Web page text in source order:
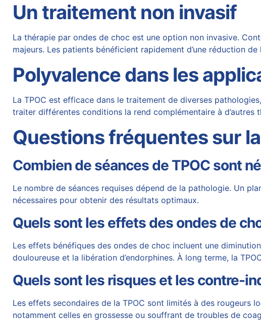
Un traitement non invasif
La thérapie par ondes de choc est une option non invasive.
majeurs. Les patients bénéficient rapidement d’une réduction
Polyvalence dans les
La TPOC est efficace dans le traitement de diverses
traiter différentes conditions la rend complémentaire à d’autres
Questions fréquentes sur
Combien de séances de TPOC sont
Le nombre de séances requises dépend de la pathologie. Un
nécessaires pour obtenir des résultats optimaux.
Quels sont les effets des ondes de
Les effets bénéfiques des ondes de choc incluent une
douloureuse et la libération d’endorphines. À long terme, la
Quels sont les risques et les contre-
Les effets secondaires de la TPOC sont limités à des rougeurs
notamment celles en grossesse ou souffrant de troubles de